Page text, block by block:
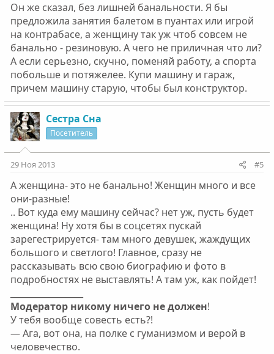
Он же сказал, без лишней банальности. Я бы
предложила занятия балетом в пуантах или игрой
на контрабасе, а женщину так уж чтоб совсем не
банально - резиновую. А чего не приличная что ли?
А если серьезно, скучно, поменяй работу, а спорта
побольше и потяжелее. Купи машину и гараж,
причем машину старую, чтобы был конструктор.
Сестра Сна
Посетитель
29 Ноя 2013 #5
А женщина- это не банально! Женщин много и все
они-разные!
.. Вот куда ему машину сейчас? нет уж, пусть будет
женщина! Ну хотя бы в соцсетях пускай
зарегестрируется- там много девушек, жаждущих
большого и светлого! Главное, сразу не
рассказывать всю свою биографию и фото в
подробностях не выставлять! А там уж, как пойдет!
Модератор никому ничего не должен!
У тебя вообще совесть есть?!
— Ага, вот она, на полке с гуманизмом и верой в
человечество.